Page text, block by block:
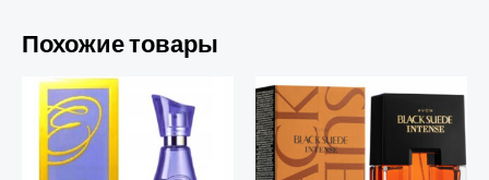
Похожие товары